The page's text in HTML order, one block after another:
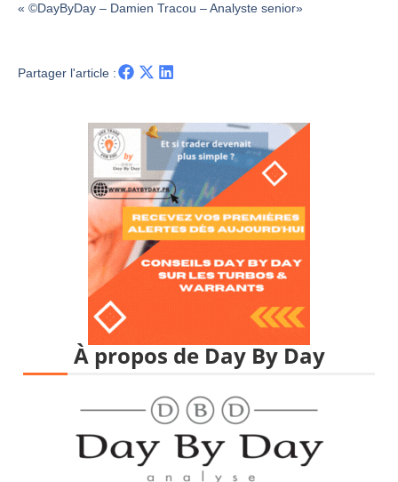
« ©DayByDay – Damien Tracou – Analyste senior»
Partager l'article :
À propos de Day By Day